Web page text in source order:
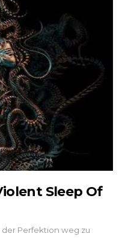
Sleep Of
der Perfektion weg zu